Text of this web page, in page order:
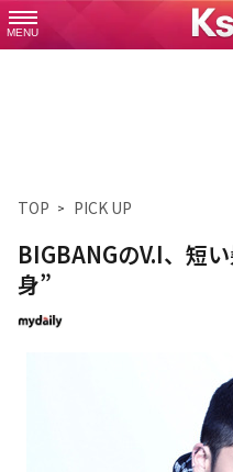
MENU
TOP PICK UP
BIGBANGのV.I、短
身”